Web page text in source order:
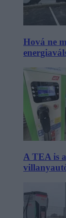
Hová ne
A TEA is